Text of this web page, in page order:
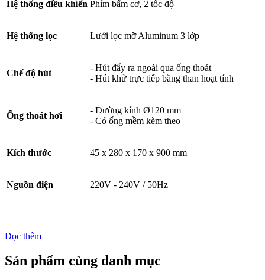
Hệ thống điều khiển Phím bấm cơ, 2 tốc độ
Hệ thống lọc Lưới lọc mỡ Aluminum 3 lớp
Chế độ hút
- Hút đẩy ra ngoài qua ống thoát
- Hút khử trực tiếp bằng than hoạt tính
Ống thoát hơi
- Đường kính Ø120 mm
- Có ống mềm kèm theo
Kích thước 45 x 280 x 170 x 900 mm
Nguồn điện 220V - 240V / 50Hz
Đọc thêm
Sản phẩm cùng danh mục